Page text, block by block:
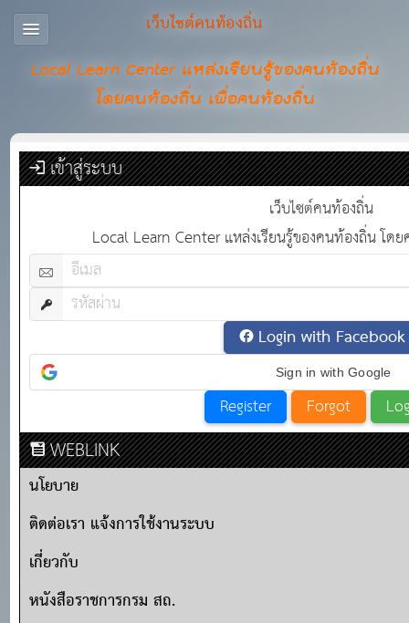
เว็บไซต์คนท้องถิ่น
Local Learn Center แหล่งเรียนรู้ของคนท้องถิ่น
โดยคนท้องถิ่น เพื่อคนท้องถิ่น
เข้าสู่ระบบ
เว็บไซต์คนท้องถิ่น
Local Learn Center แหล่งเรียนรู้ของคนท้องถิ่น โด
Login with Facebook
Sign in with Google
WEBLINK
นโยบาย
ติดต่อเรา แจ้งการใช้งานระบบ
เกี่ยวกับ
หนังสือราชการกรม สถ.